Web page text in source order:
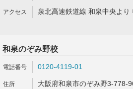
泉北高速鉄道線 和泉中央より
和泉のぞみ野校
0120-4119-01
大阪府和泉市のぞみ野3-778-